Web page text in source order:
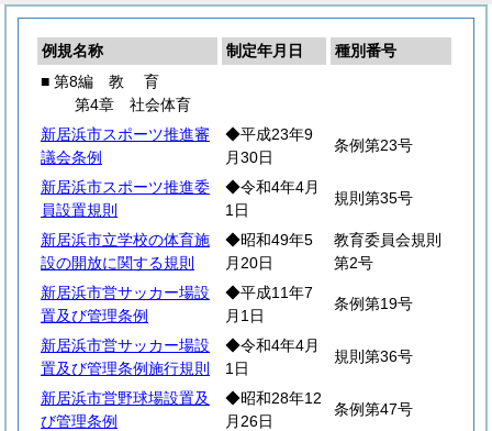
例規名称 制定年月日
種別番号
■ 第8編 教 育
第4章 社会体育
新居浜市スポーツ推進審
議会条例
◆平成23年9
月30日
条例第23号
新居浜市スポーツ推進委
員設置規則
◆令和4年4月
1日
規則第35号
新居浜市立学校の体育施
設の開放に関する規則
◆昭和49年5
月20日
教育委員会規則
第2号
新居浜市営サッカー場設
置及び管理条例
◆平成11年7
月1日
条例第19号
新居浜市営サッカー場設
置及び管理条例施行規則
◆令和4年4月
1日
規則第36号
新居浜市営野球場設置及
び管理条例
◆昭和28年12
月26日
条例第47号